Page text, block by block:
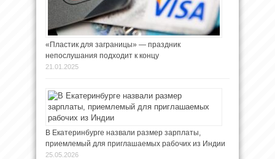
«Пластик для заграницы» — праздник
непослушания подходит к концу
21.01.2025
В Екатеринбурге назвали размер зарплаты,
приемлемый для приглашаемых рабочих из Индии
25.05.2026